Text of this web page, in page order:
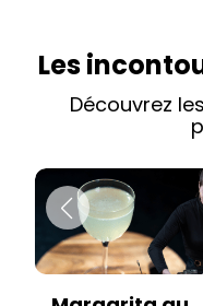
Les
Découvrez